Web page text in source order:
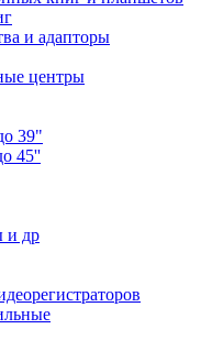
и адапторы
центры
39"
45''
и др